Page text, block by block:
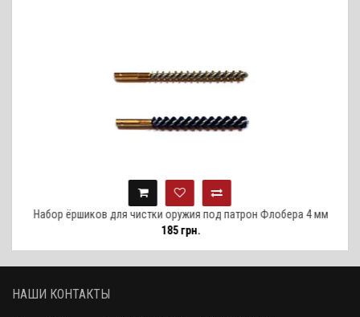
Набор ёршиков для чистки оружия под патрон Флобера 4 мм
185 грн.
НАШИ КОНТАКТЫ